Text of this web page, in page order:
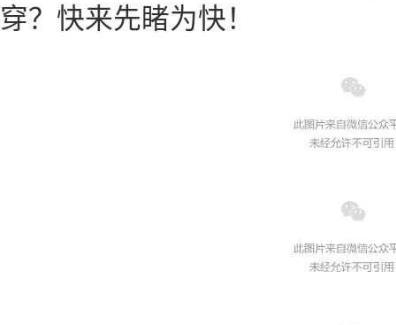
穿？快来先睹为快！